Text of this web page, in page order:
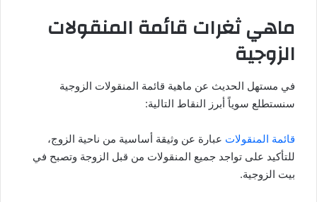
ماهي ثغرات قائمة المنقولات
الزوجية
في مستهل الحديث عن ماهية قائمة المنقولات الزوجية
سنستطلع سوياً أبرز النقاط التالية:
قائمة المنقولات عبارة عن وثيقة أساسية من ناحية الزوج،
للتأكيد على تواجد جميع المنقولات من قبل الزوجة وتصبح في
بيت الزوجية.